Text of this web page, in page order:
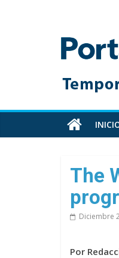
Toda
información
cruceros
en
un
sitio
The
Diciembre
Por